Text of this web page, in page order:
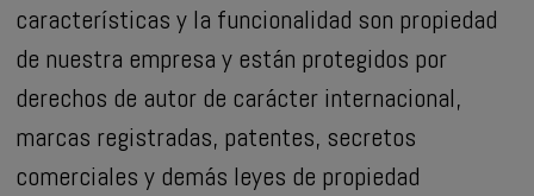
características y la funcionalidad son propiedad
de nuestra empresa y están protegidos por
derechos de autor de carácter internacional,
marcas registradas, patentes, secretos
comerciales y demás leyes de propiedad